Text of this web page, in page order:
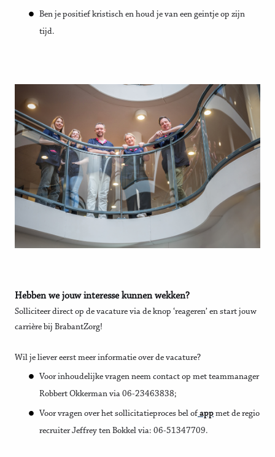
Ben je positief kristisch en houd je van een geintje op zijn
tijd.
Hebben we jouw interesse kunnen wekken?
Solliciteer direct op de vacature via de knop ‘reageren’ en start jouw
carrière bij BrabantZorg!
Wil je liever eerst meer informatie over de vacature?
Voor inhoudelijke vragen neem contact op met teammanager
Robbert Okkerman via 06-23463838;
Voor vragen over het sollicitatieproces bel of app met de regio
recruiter Jeffrey ten Bokkel via: 06-51347709.